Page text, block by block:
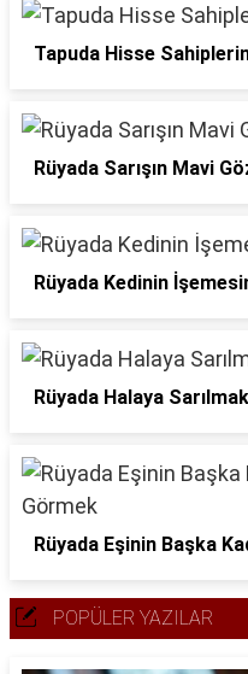
Tapuda Hisse
Rüyada Sarışın Mavi
Rüyada Kedinin
Rüyada Halaya
Rüyada Eşinin Başka
POPÜLER YAZILAR